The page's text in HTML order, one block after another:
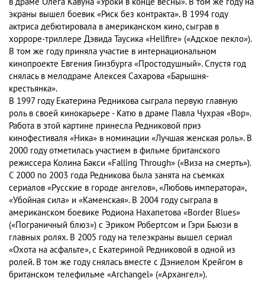
экраны вышел боевик «Риск без контракта». В 1994 году
актриса дебютировала в американском кино, сыграв в
хорроре-триллере Дэвида Таусика «Hellfire» («Адское пекло»).
В том же году приняла участие в интернациональном
кинопроекте Евгения Гинзбурга «Простодушный». Спустя год
снялась в мелодраме Алексея Сахарова «Барышня-
крестьянка».
В 1997 году Екатерина Редникова сыграла первую главную
роль в своей кинокарьере - Катю в драме Павла Чухрая «Вор».
Работа в этой картине принесла Редниковой приз
кинофестиваля «Ника» в номинации «Лучшая женская роль». В
2000 году отметилась участием в фильме британского
режиссера Колина Бакси «Falling Through» («Виза на смерть»).
С 2000 по 2003 года Редникова была занята на съемках
сериалов «Русские в городе ангелов», «Любовь императора»,
«Убойная сила» и «Каменская». В 2004 году сыграла в
американском боевике Родиона Нахапетова «Border Blues»
(«Пограничный блюз») с Эриком Робертсом и Гэри Бьюзи в
главных ролях. В 2005 году на телеэкраны вышел сериал
«Охота на асфальте», с Екатериной Редниковой в одной из
ролей. В том же году снялась вместе с Дэниелом Крейгом в
британском телефильме «Archangel» («Архангел»).